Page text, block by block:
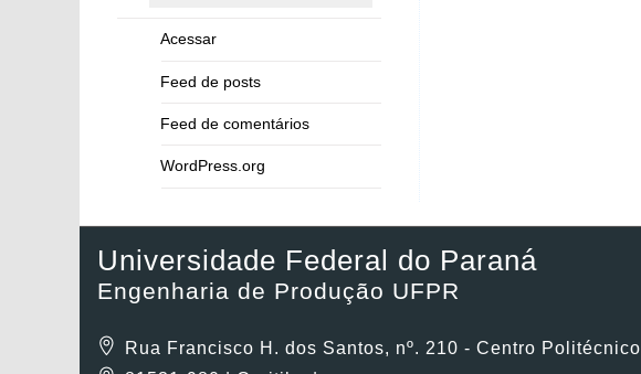
Acessar
Feed de posts
Feed de comentários
WordPress.org
Universidade Federal do Paraná
Engenharia de Produção UFPR
Rua Francisco H. dos Santos, nº. 210 - Centro Politécnico